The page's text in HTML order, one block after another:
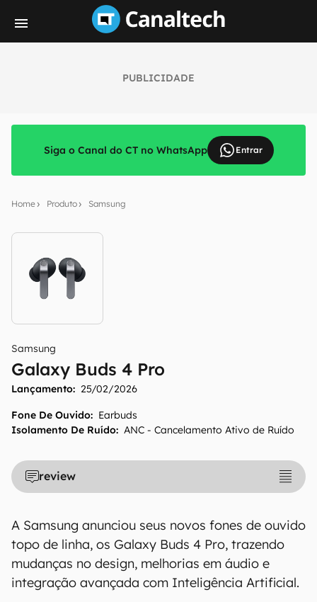
PUBLICIDADE
Siga o Canal do CT no WhatsApp Entrar
Home Produto Samsung
Samsung
Galaxy Buds 4 Pro
Lançamento: 25/02/2026
Fone De Ouvido: Earbuds
Isolamento De Ruído: ANC - Cancelamento Ativo de Ruído
review
A Samsung anunciou seus novos fones de ouvido
topo de linha, os Galaxy Buds 4 Pro, trazendo
mudanças no design, melhorias em áudio e
integração avançada com Inteligência Artificial.